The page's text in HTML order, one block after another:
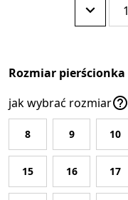
Rozmiar pierścionka
jak wybrać rozmiar
8 9 10
15 16 17